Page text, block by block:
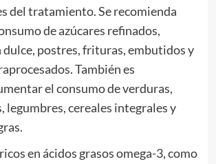
del tratamiento. Se recomienda
de azúcares refinados,
dulce, postres, frituras, embutidos y
También es
el consumo de verduras,
legumbres, cereales integrales y
en ácidos grasos omega-3, como